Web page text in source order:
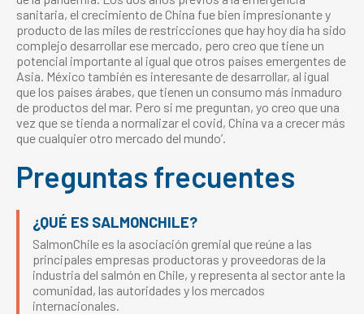
sanitaria, el crecimiento de China fue bien impresionante y
producto de las miles de restricciones que hay hoy día ha sido
complejo desarrollar ese mercado, pero creo que tiene un
potencial importante al igual que otros países emergentes de
Asia. México también es interesante de desarrollar, al igual
que los países árabes, que tienen un consumo más inmaduro
de productos del mar. Pero si me preguntan, yo creo que una
vez que se tienda a normalizar el covid, China va a crecer más
que cualquier otro mercado del mundo’.
Preguntas frecuentes
¿QUÉ ES SALMONCHILE?
SalmonChile es la asociación gremial que reúne a las
principales empresas productoras y proveedoras de la
industria del salmón en Chile, y representa al sector ante la
comunidad, las autoridades y los mercados
internacionales.